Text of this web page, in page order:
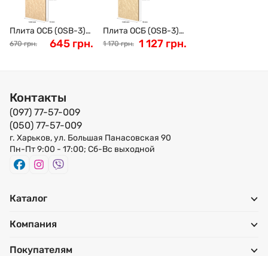
Плита ОСБ (OSB-3)
влагостойкий
670 грн. 645 грн.
Плита ОСБ (OSB-3)
влагостойкий
1 170 грн. 1 127 грн.
Контакты
(097) 77-57-009
(050) 77-57-009
г. Харьков, ул. Большая Панасовская 90
Пн-Пт 9:00 - 17:00; Сб-Вс выходной
Каталог
Компания
Покупателям